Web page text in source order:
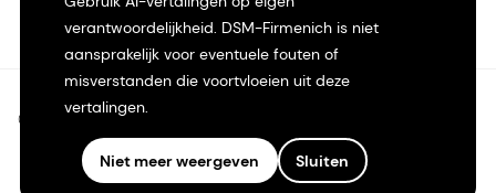
verantwoordelijkheid. DSM-Firmenich is niet
aansprakelijk voor eventuele fouten of
misverstanden die voortvloeien uit deze
vertalingen.
Niet meer weergeven Sluiten
©2026 dsm-firmenich. Alle rechten voorbehouden.
Privacyverklaring